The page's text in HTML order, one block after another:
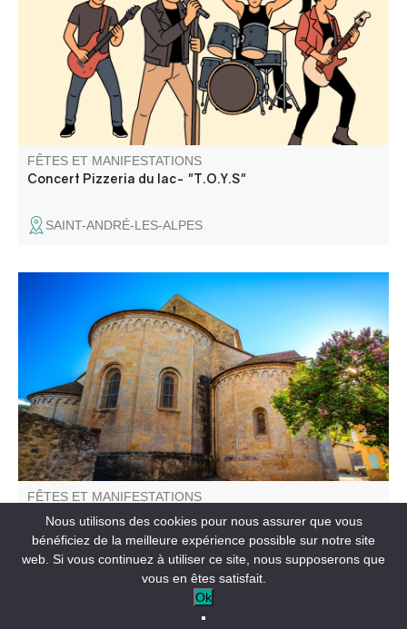
FÊTES ET MANIFESTATIONS
Concert Pizzeria du lac- "T.O.Y.S"
SAINT-ANDRÉ-LES-ALPES
L'ancienne cathédrale de Senez vous ouvre ses portes
pour y admirer un mobilier religieux reconnu, dans un
monument typique du premier art roman provençal.
FÊTES ET MANIFESTATIONS
La cathédrale de Senez, joyau de l'art roman
provençal - Visite guidée
SENEZ
Nous utilisons des cookies pour nous assurer que vous
bénéficiez de la meilleure expérience possible sur notre site
web. Si vous continuez à utiliser ce site, nous supposerons que
vous en êtes satisfait.
Ok